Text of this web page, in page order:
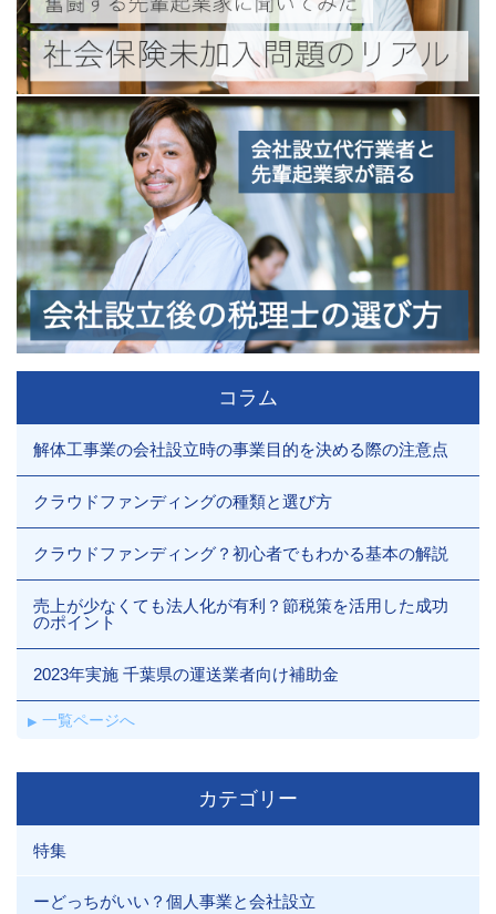
コラム
解体工事業の会社設立時の事業目的を決める際の注意点
クラウドファンディングの種類と選び方
クラウドファンディング？初心者でもわかる基本の解説
売上が少なくても法人化が有利？節税策を活用した成功
のポイント
2023年実施 千葉県の運送業者向け補助金
一覧ページへ
カテゴリー
特集
ーどっちがいい？個人事業と会社設立